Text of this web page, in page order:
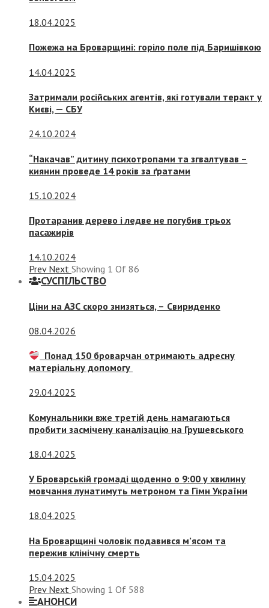
18.04.2025
Пожежа на Броварщині: горіло поле під Баришівкою
14.04.2025
Затримали російських агентів, які готували теракт у
Києві, — СБУ
24.10.2024
“Накачав” дитину психотропами та згвалтував –
киянин проведе 14 років за ґратами
15.10.2024
Протаранив дерево і ледве не погубив трьох
пасажирів
14.10.2024
Prev Next Showing 1 Of 86
СУСПIЛЬСТВО
Ціни на АЗС скоро знизяться, – Свириденко
08.04.2026
Понад 150 броварчан отримають адресну
матеріальну допомогу
29.04.2025
Комунальники вже третій день намагаються
пробити засмічену каналізацію на Грушевського
18.04.2025
У Броварській громаді щоденно о 9:00 у хвилину
мовчання лунатимуть метроном та Гімн України
18.04.2025
На Броварщині чоловік подавився м’ясом та
пережив клінічну смерть
15.04.2025
Prev Next Showing 1 Of 588
АНОНСИ